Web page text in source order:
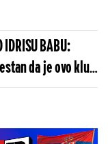
IDRISU BABU:
da je ovo klub